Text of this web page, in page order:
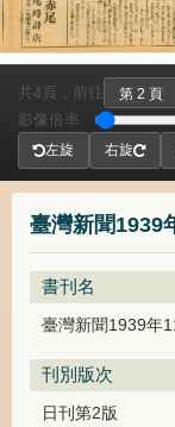
臺灣新聞1939
書刊名
臺灣新聞1939年
刊別版次
日刊第2版
共4頁， 前往
影像倍率
左旋 右旋